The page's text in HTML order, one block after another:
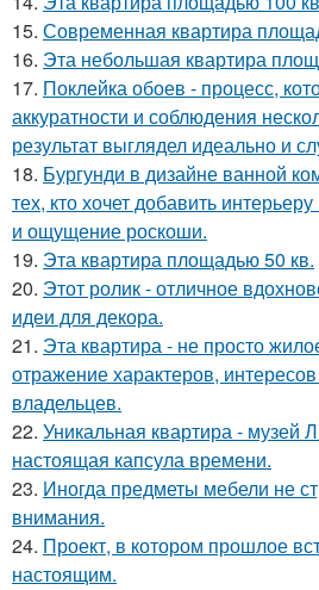
15. Современная квартира
16. Эта небольшая квартира
17. Поклейка обоев - процесс,
аккуратности и соблюдения
результат выглядел идеально и
18. Бургунди в дизайне ванной
тех, кто хочет добавить
и ощущение роскоши.
19. Эта квартира площадью 50 кв.
20. Этот ролик - отличное
идеи для декора.
21. Эта квартира - не просто
отражение характеров,
владельцев.
22. Уникальная квартира - музей
настоящая капсула времени.
23. Иногда предметы мебели не
внимания.
24. Проект, в котором прошлое
настоящим.